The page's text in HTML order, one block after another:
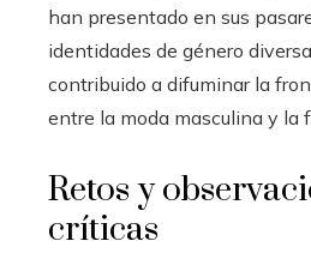
han presentado en sus
identidades de género
contribuido a difuminar la
entre la moda masculina y la
Retos y
críticas